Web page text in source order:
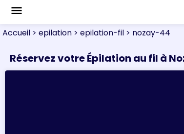
menu
Accueil > epilation > epilation-fil > nozay-44
Réservez votre Épilation au fil à